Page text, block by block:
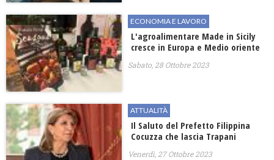
ECONOMIA E LAVORO
L'agroalimentare Made in Sicily
cresce in Europa e Medio oriente
Sabato, 28 Ottobre 2023
ATTUALITÀ
Il Saluto del Prefetto Filippina
Cocuzza che lascia Trapani
Venerdì, 27 Ottobre 2023